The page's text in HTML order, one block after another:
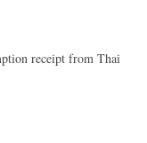
receipt from Thai